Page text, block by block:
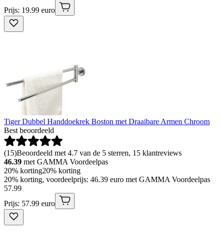
Prijs: 19.99 euro
Tiger Dubbel Handdoekrek Boston met Draaibare Armen Chroom
Best beoordeeld
(15)Beoordeeld met 4.7 van de 5 sterren, 15 klantreviews
46.39 met GAMMA Voordeelpas
20% korting20% korting
20% korting, voordeelprijs: 46.39 euro met GAMMA Voordeelpas
57.99
Prijs: 57.99 euro